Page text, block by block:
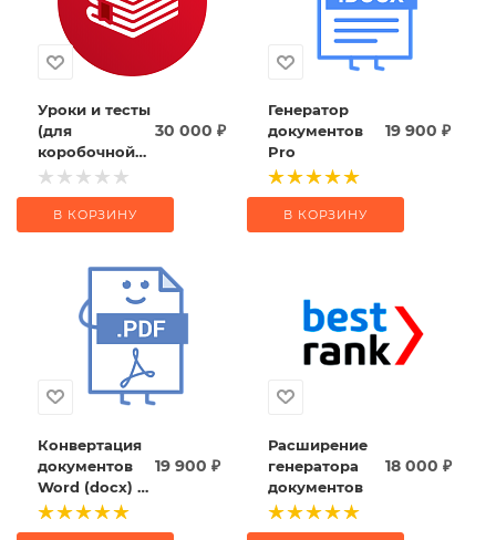
Уроки и тесты
(для
коробочной
версии)
30 000 ₽
В КОРЗИНУ
Генератор
документов
Pro
19 900 ₽
В КОРЗИНУ
Конвертация
документов
Word (docx) в
PDF
19 900 ₽
Расширение
генератора
документов
18 000 ₽